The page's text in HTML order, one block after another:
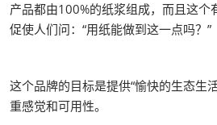
产品都由100%的纸浆组成，而且这个
促使人们问：“用纸能做到这一点吗？”
这个品牌的目标是提供“愉快的生态生
重感觉和可用性。